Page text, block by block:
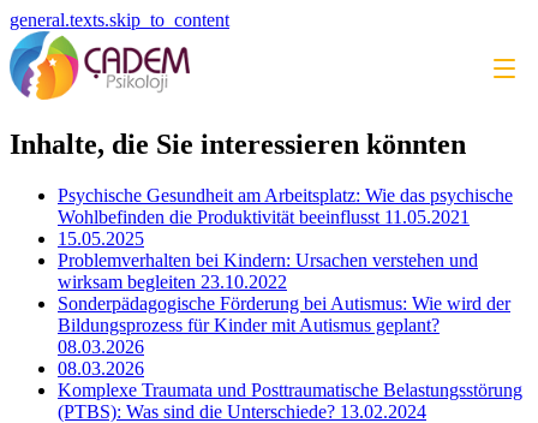
general.texts.skip_to_content
Inhalte, die Sie interessieren könnten
Psychische Gesundheit am Arbeitsplatz: Wie das psychische
Wohlbefinden die Produktivität beeinflusst 11.05.2021
15.05.2025
Problemverhalten bei Kindern: Ursachen verstehen und
wirksam begleiten 23.10.2022
Sonderpädagogische Förderung bei Autismus: Wie wird der
Bildungsprozess für Kinder mit Autismus geplant?
08.03.2026
08.03.2026
Komplexe Traumata und Posttraumatische Belastungsstörung
(PTBS): Was sind die Unterschiede? 13.02.2024